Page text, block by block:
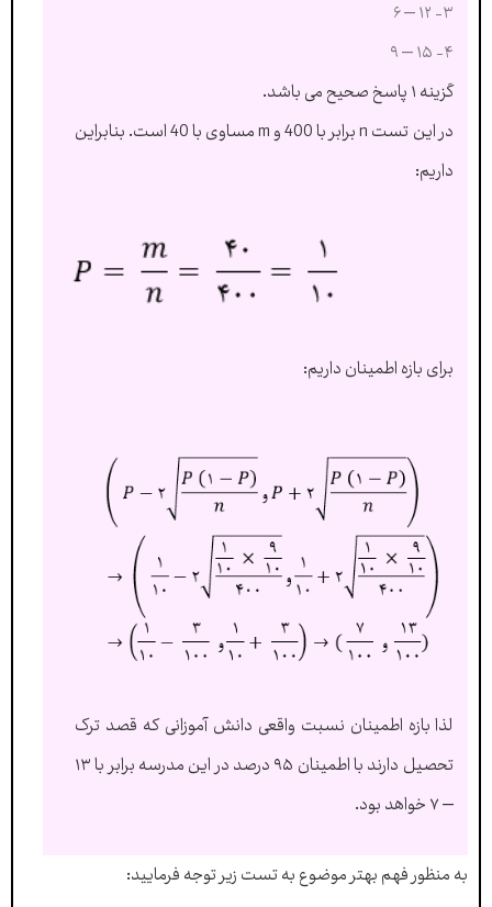
۳- ۱۲ – ۶
۴- ۱۵ – ۹
گزینه ۱ پاسخ صحیح می باشد.
در این تست n برابر با 400 و m مساوی با 40 است. بنابراین
داریم:
برای بازه اطمینان داریم:
لذا بازه اطمینان نسبت واقعی دانش آموزانی که قصد ترک
تحصیل دارند با اطمینان ۹۵ درصد در این مدرسه برابر با ۱۳
– ۷ خواهد بود.
به منظور فهم بهتر موضوع به تست زیر توجه فرمایید: